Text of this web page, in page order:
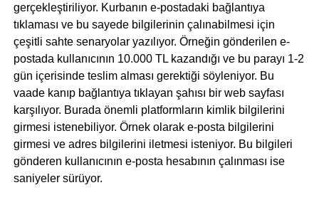
gerçekleştiriliyor. Kurbanın e-postadaki bağlantıya
tıklaması ve bu sayede bilgilerinin çalınabilmesi için
çeşitli sahte senaryolar yazılıyor. Örneğin gönderilen e-
postada kullanıcının 10.000 TL kazandığı ve bu parayı 1-2
gün içerisinde teslim alması gerektiği söyleniyor. Bu
vaade kanıp bağlantıya tıklayan şahısı bir web sayfası
karşılıyor. Burada önemli platformların kimlik bilgilerini
girmesi istenebiliyor. Örnek olarak e-posta bilgilerini
girmesi ve adres bilgilerini iletmesi isteniyor. Bu bilgileri
gönderen kullanıcının e-posta hesabının çalınması ise
saniyeler sürüyor.